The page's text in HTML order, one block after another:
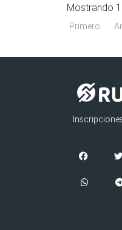
Mostrando 1
Primero